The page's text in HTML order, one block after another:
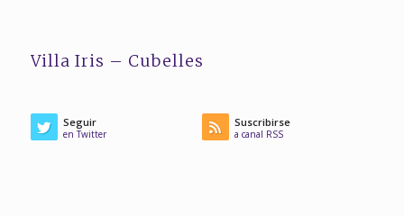
Villa Iris – Cubelles
Seguir
en Twitter
Suscribirse
a canal RSS